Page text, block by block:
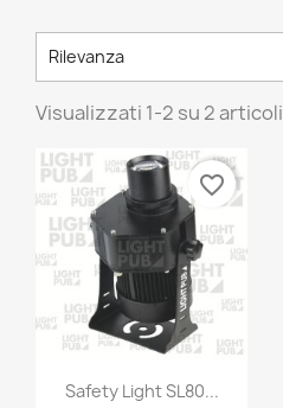
Rilevanza
Visualizzati 1-2 su 2 articoli
Safety Light SL80...
favorite_border